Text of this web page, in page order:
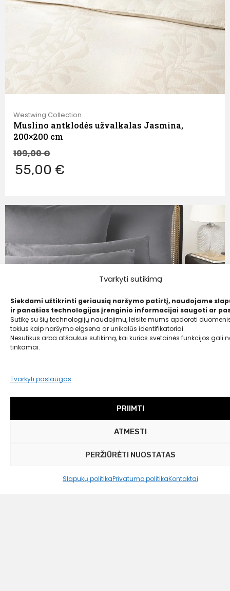
Tvarkyti sutikimą
Siekdami užtikrinti geriausią naršymo patirtį, naudojame
ir panašias technologijas įrenginio informacijai saugoti ar
Sutikę su šių technologijų naudojimu, leisite mums apdoroti
tokius kaip naršymo elgsena ar unikalūs identifikatoriai.
Nesutikus arba atšaukus sutikimą, kai kurios svetainės funkcijos gali
tinkamai.
Tvarkyti paslaugas
PRIIMTI
ATMESTI
PERŽIŪRĖTI NUOSTATAS
Slapukų politikaPrivatumo politikaKontaktai
Westwing Collection
Muslino antklodės užvalkalas Jasmina,
200×200 cm
109,00€
55,00 €
35,00 €